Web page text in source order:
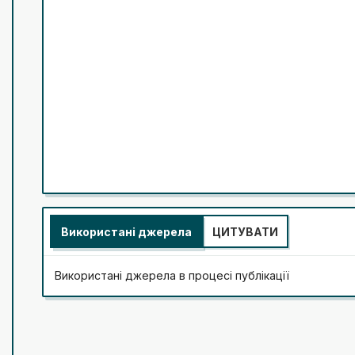
Використані джерела ЦИТУВАТИ
Використані джерела в процесі публікації